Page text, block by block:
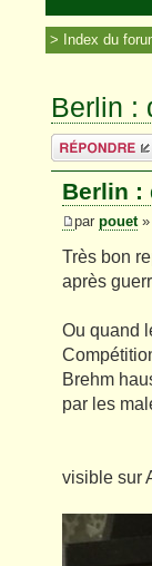
Index du
Berlin :
Répondre
Berlin :
par pouet»
Très bon
après
Ou quand
Brehm
par les
visible sur